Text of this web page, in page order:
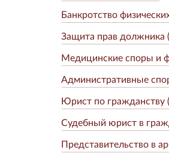
Банкротство
Защита прав должника
Медицинские споры и
Административные
Юрист по гражданству
Судебный юрист в
Представительство в